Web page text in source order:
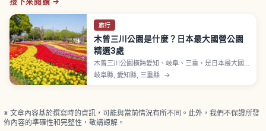
旅行
木曾三川公園是什麼？日本最大國營公園
精選3處
木曾三川公園橫跨愛知、岐阜、三重，是日本最大國
營公園。本文精選初訪也好規劃的3座公園，介紹雙拱
138展望塔、河川環境樂園水族館與公園中心亮點。
岐阜縣, 愛知縣, 三重縣 →
※ 文章內容基於撰寫時的資訊，可能與當前情況有所不同。此外，我們不保證所發
佈內容的準確性和完整性，敬請諒解。